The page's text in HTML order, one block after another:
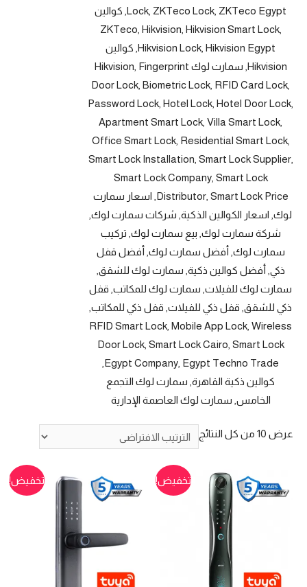
Lock, ZKTeco Lock, ZKTeco Egypt, كوالين
ZKTeco, Hikvision, Hikvision Smart Lock,
Hikvision Lock, Hikvision Egypt, كوالين
Hikvision, سمارت لوك Hikvision, Fingerprint
Door Lock, Biometric Lock, RFID Card Lock,
Password Lock, Hotel Lock, Hotel Door Lock,
Apartment Smart Lock, Villa Smart Lock,
Office Smart Lock, Residential Smart Lock,
Smart Lock Installation, Smart Lock Supplier,
Smart Lock Company, Smart Lock
Distributor, Smart Lock Price, اسعار سمارت
لوك, اسعار الكوالين الذكية, شركات سمارت لوك,
شركة سمارت لوك, بيع سمارت لوك, تركيب
سمارت لوك, أفضل سمارت لوك, أفضل قفل
ذكي, أفضل كوالين ذكية, سمارت لوك للشقق,
سمارت لوك للفيلات, سمارت لوك للمكاتب, قفل
ذكي للشقق, قفل ذكي للفيلات, قفل ذكي للمكاتب,
RFID Smart Lock, Mobile App Lock, Wireless
Door Lock, Smart Lock Cairo, Smart Lock
كوالين ذكية القاهرة, سمارت لوك التجمع
الخامس, سمارت لوك العاصمة الإدارية
عرض ⁦10⁩ من كل النتائج
تخفيض! تخفيض!